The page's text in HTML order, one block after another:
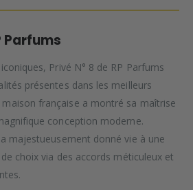
Parfums
Privé N° 8 de RP Parfums
présentes dans les meilleurs
française a montré sa maîtrise
conception moderne.
majestueusement donné vie à une
choix via des accords méticuleux et